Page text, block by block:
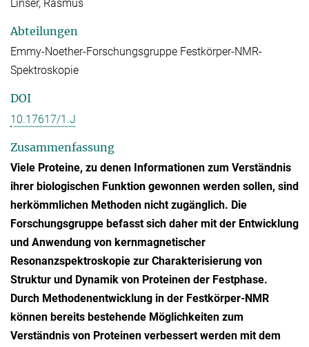
Linser, Rasmus
Abteilungen
Emmy-Noether-Forschungsgruppe Festkörper-NMR-
Spektroskopie
DOI
10.17617/1.J
Zusammenfassung
Viele Proteine, zu denen Informationen zum Verständnis
ihrer biologischen Funktion gewonnen werden sollen, sind
herkömmlichen Methoden nicht zugänglich. Die
Forschungsgruppe befasst sich daher mit der Entwicklung
und Anwendung von kernmagnetischer
Resonanzspektroskopie zur Charakterisierung von
Struktur und Dynamik von Proteinen der Festphase.
Durch Methodenentwicklung in der Festkörper-NMR
können bereits bestehende Möglichkeiten zum
Verständnis von Proteinen verbessert werden mit dem